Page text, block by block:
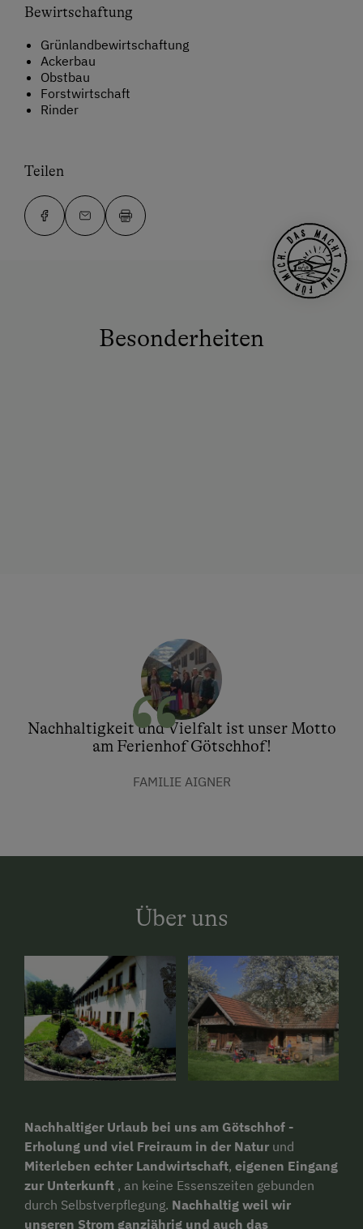
Bewirtschaftung
Grünlandbewirtschaftung
Ackerbau
Obstbau
Forstwirtschaft
Rinder
Teilen
Besonderheiten
Nachhaltigkeit und Vielfalt ist unser Motto
am Ferienhof Götschhof!
FAMILIE AIGNER
Über uns
Nachhaltiger Urlaub bei uns am Götschhof -
Erholung und viel Freiraum in der Natur und
Miterleben echter Landwirtschaft, eigenen Eingang
zur Unterkunft , an keine Essenszeiten gebunden
durch Selbstverpflegung. Nachhaltig weil wir
unseren Strom ganzjährig und auch das